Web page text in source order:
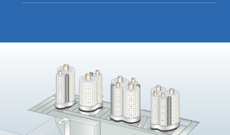
ックを詰めるパテレス仕様のため手を汚すことなく施工がで